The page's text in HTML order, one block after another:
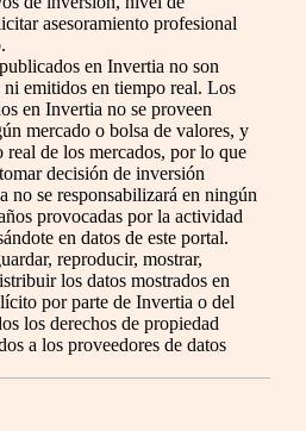
asesoramiento profesional
en Invertia no son
ni emitidos en tiempo real. Los
en Invertia no se proveen
mercado o bolsa de valores, y
de los mercados, por lo que
decisión de inversión
no se responsabilizará en ningún
provocadas por la actividad
en datos de este portal.
reproducir, mostrar,
los datos mostrados en
por parte de Invertia o del
los derechos de propiedad
a los proveedores de datos